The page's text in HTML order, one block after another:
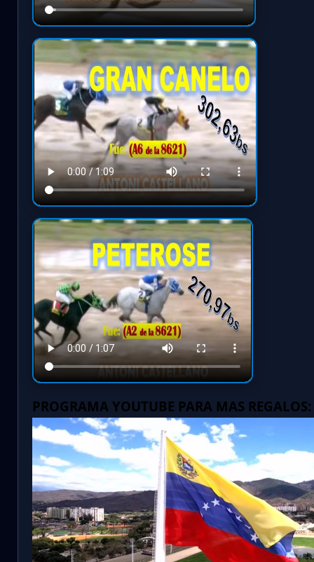
PROGRAMA YOUTUBE PARA MAS REGALOS: